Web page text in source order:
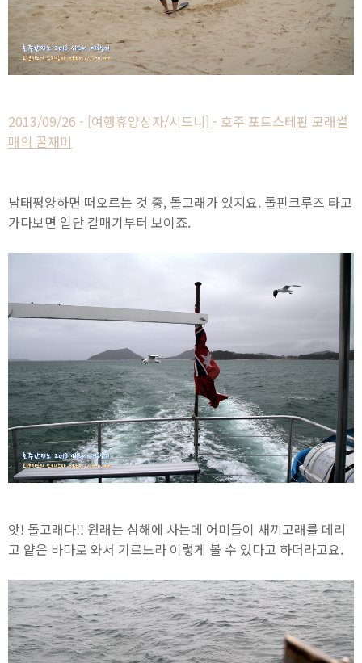
2013/09/26 - [여행휴양상자/시드니] - 호주 포트스테판 모래썰
매의 꿀재미
남태평양하면 떠오르는 것 중, 돌고래가 있지요. 돌핀크루즈 타고
가다보면 일단 갈매기부터 보이죠.
앗! 돌고래다!! 원래는 심해에 사는데 어미들이 새끼고래를 데리
고 얕은 바다로 와서 기르느라 이렇게 볼 수 있다고 하더라고요.